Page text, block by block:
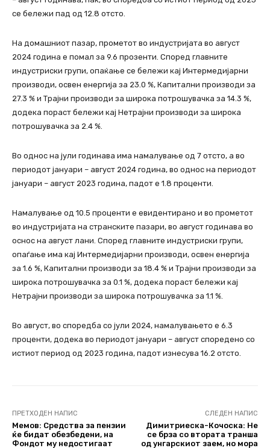
се бележи пад од 12.8 отсто.
На домашниот пазар, прометот во индустријата во август
2024 година е помал за 9.6 прозенти. Според главните
индустриски групи, опаќање се бележи кај Интермедијарни
производи, освен енергија за 23.0 %, Капитални производи за
27.3 % и Tрајни производи за широка потрошувачка за 14.3 %,
додека пораст бележи кај Нетрајни производи за широка
потрошувачка за 2.4 %.
Во однос на јули годинава има намалување од 7 отсто, а во
периодот јануари – август 2024 година, во однос на периодот
јануари – август 2023 година, падот е 1.8 проценти.
Намалување од 10.5 проценти е евидентирано и во прометот
во индустријата на странските пазари, во август годинава во
оснос на август лани. Според главните индустриски групи,
опаѓање има кај Интермедијарни производи, освен енергија
за 1.6 %, Капитални производи за 18.4 % и Tрајни производи за
широка потрошувачка за 0.1 %, додека пораст бележи кај
Нетрајни производи за широка потрошувачка за 1.1 %.
Во август, во споредба со јули 2024, намалувањето е 6.3
проценти, додека во периодот јануари – август споредено со
истиот период од 2023 година, падот изнесува 16.2 отсто.
ПРЕТХОДЕН НАПИС
Мемов: Средства за пензии
ќе бидат обезбедени, на
Фондот му недостигаат
СЛЕДЕН НАПИС
Димитриеска-Кочоска: Не
се брза со втората транша
од унгарскиот заем, но мора